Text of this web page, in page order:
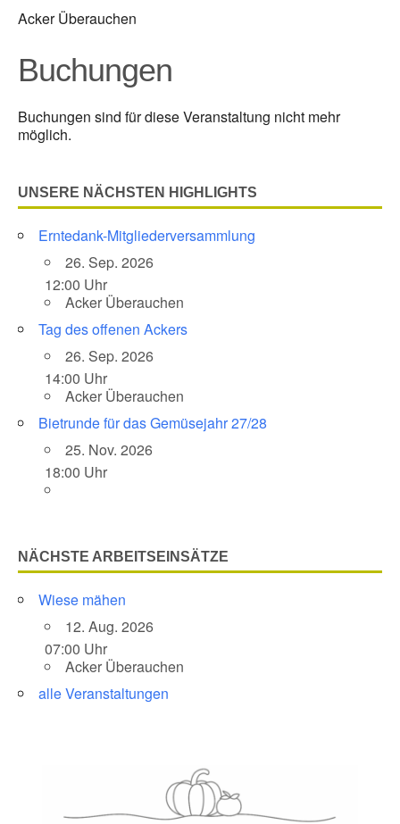
Acker Überauchen
Buchungen
Buchungen sind für diese Veranstaltung nicht mehr
möglich.
UNSERE NÄCHSTEN HIGHLIGHTS
Erntedank-Mitgliederversammlung
26. Sep. 2026
12:00 Uhr
Acker Überauchen
Tag des offenen Ackers
26. Sep. 2026
14:00 Uhr
Acker Überauchen
Bietrunde für das Gemüsejahr 27/28
25. Nov. 2026
18:00 Uhr
NÄCHSTE ARBEITSEINSÄTZE
Wiese mähen
12. Aug. 2026
07:00 Uhr
Acker Überauchen
alle Veranstaltungen